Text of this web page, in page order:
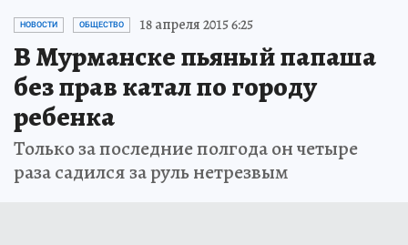
НОВОСТИ ОБЩЕСТВО 18 апреля 2015 6:25
В Мурманске пьяный папаша
без прав катал по городу
ребенка
Только за последние полгода он четыре
раза садился за руль нетрезвым